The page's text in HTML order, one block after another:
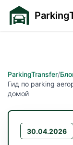
ParkingTransfer/
Гид по parking
домой
30.04.2026